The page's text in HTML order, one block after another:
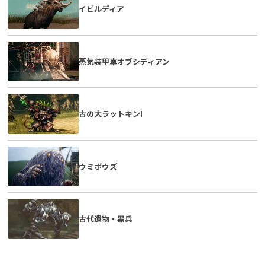
イビルディア
蒸気装甲車オブシディアン
古の大ラットキンI
ウミボウズ
古代遺物・黒兵